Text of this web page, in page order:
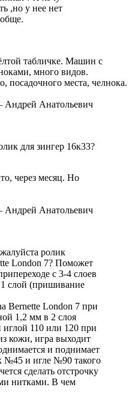
,но у нее нет
табличке. Машин с
много видов.
места, челнока.
Андрей Анатольевич
для зингер 16к33?
через месяц. Но
Андрей Анатольевич
ролик
London 7? Поможет
с 3-4 слоев
слой (пришивание
Bernette London 7 при
1,2 мм в 2 слоя
110 или 120 при
кожи, игра выходит
и поднимает
№45 и игле №90 такого
сделать отстрочку
нитками. В чем